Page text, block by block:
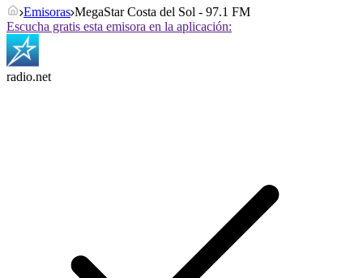
Emisoras MegaStar Costa del Sol - 97.1 FM
Escucha gratis esta emisora en la aplicación:
radio.net